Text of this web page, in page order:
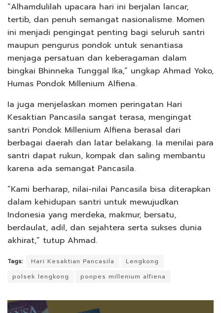
“Alhamdulilah upacara hari ini berjalan lancar,
tertib, dan penuh semangat nasionalisme. Momen
ini menjadi pengingat penting bagi seluruh santri
maupun pengurus pondok untuk senantiasa
menjaga persatuan dan keberagaman dalam
bingkai Bhinneka Tunggal Ika,” ungkap Ahmad Yoko,
Humas Pondok Millenium Alfiena.
Ia juga menjelaskan momen peringatan Hari
Kesaktian Pancasila sangat terasa, mengingat
santri Pondok Millenium Alfiena berasal dari
berbagai daerah dan latar belakang. Ia menilai para
santri dapat rukun, kompak dan saling membantu
karena ada semangat Pancasila.
“Kami berharap, nilai-nilai Pancasila bisa diterapkan
dalam kehidupan santri untuk mewujudkan
Indonesia yang merdeka, makmur, bersatu,
berdaulat, adil, dan sejahtera serta sukses dunia
akhirat,” tutup Ahmad.
Tags: Hari Kesaktian Pancasila
Lengkong
polsek lengkong
ponpes millenium alfiena